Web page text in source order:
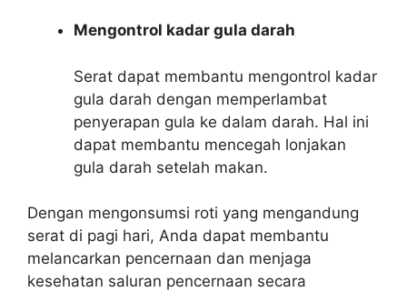
Mengontrol kadar gula darah
Serat dapat membantu mengontrol kadar
gula darah dengan memperlambat
penyerapan gula ke dalam darah. Hal ini
dapat membantu mencegah lonjakan
gula darah setelah makan.
Dengan mengonsumsi roti yang mengandung
serat di pagi hari, Anda dapat membantu
melancarkan pencernaan dan menjaga
kesehatan saluran pencernaan secara